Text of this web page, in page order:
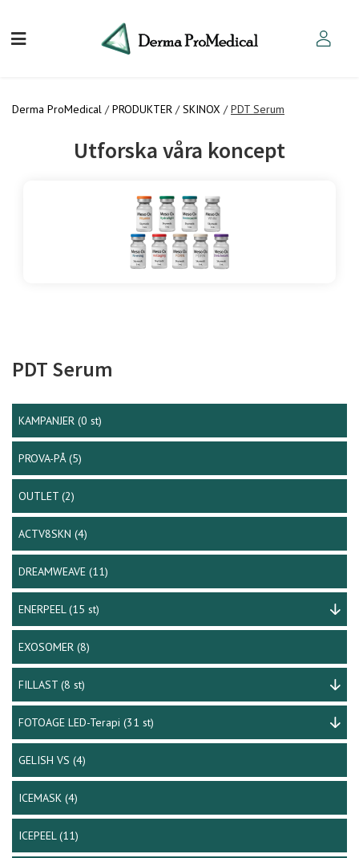
Derma ProMedical /PRODUKTER /SKINOX /PDT Serum
Utforska våra koncept
PDT Serum
KAMPANJER (0 st)
PROVA-PÅ(5)
OUTLET(2)
ACTV8SKN(4)
DREAMWEAVE(11)
ENERPEEL (15 st)
EXOSOMER(8)
FILLAST (8 st)
FOTOAGE LED-Terapi (31 st)
GELISH VS(4)
ICEMASK(4)
ICEPEEL(11)